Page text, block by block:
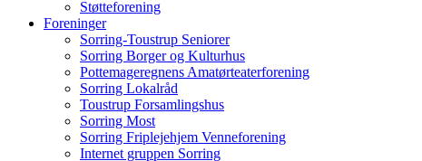
Støtteforening
Foreninger
Sorring-Toustrup Seniorer
Sorring Borger og Kulturhus
Pottemageregnens Amatørteaterforening
Sorring Lokalråd
Toustrup Forsamlingshus
Sorring Most
Sorring Friplejehjem Venneforening
Internet gruppen Sorring